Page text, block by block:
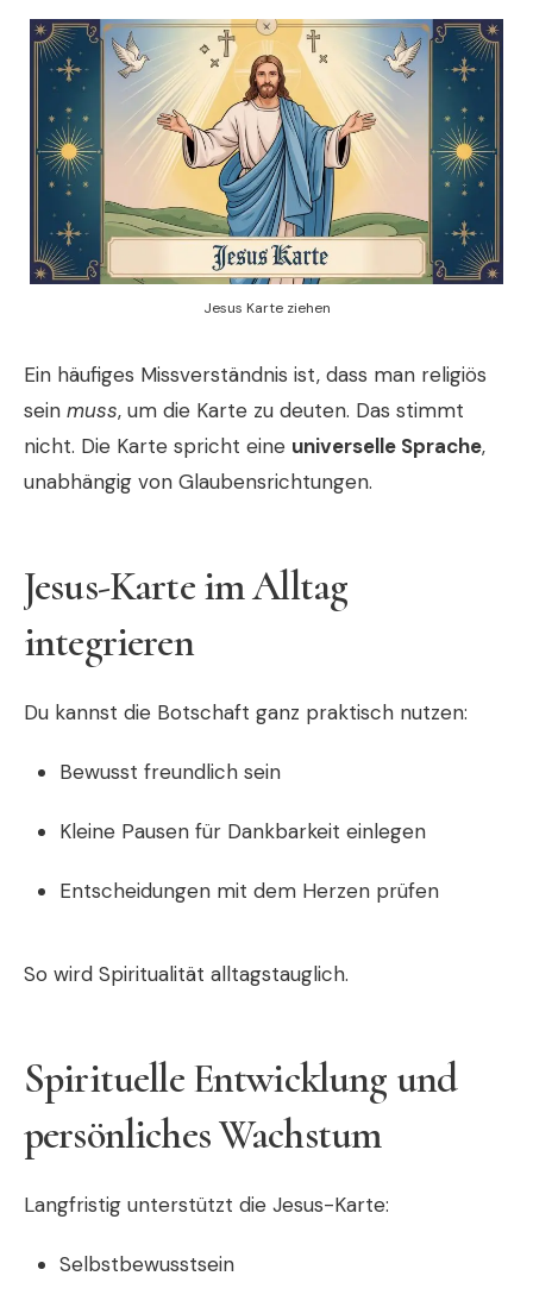
Jesus Karte ziehen
Ein häufiges Missverständnis ist, dass man religiös
sein muss, um die Karte zu deuten. Das stimmt
nicht. Die Karte spricht eine universelle Sprache,
unabhängig von Glaubensrichtungen.
Jesus-Karte im Alltag
integrieren
Du kannst die Botschaft ganz praktisch nutzen:
Bewusst freundlich sein
Kleine Pausen für Dankbarkeit einlegen
Entscheidungen mit dem Herzen prüfen
So wird Spiritualität alltagstauglich.
Spirituelle Entwicklung und
persönliches Wachstum
Langfristig unterstützt die Jesus-Karte:
Selbstbewusstsein